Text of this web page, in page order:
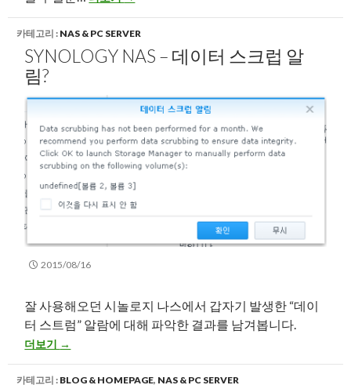
카테고리 : NAS & PC SERVER
SYNOLOGY NAS – 데이터 스크럽 알
림?
2015/08/16
잘 사용해오던 시놀로지 나스에서 갑자기 발생한 “데이
터 스트럼” 알람에 대해 파악한 결과를 남겨봅니다.
Synology NAS – 데이터 스크럽 알림?
더보기 →
카테고리 : BLOG & HOMEPAGE, NAS & PC SERVER